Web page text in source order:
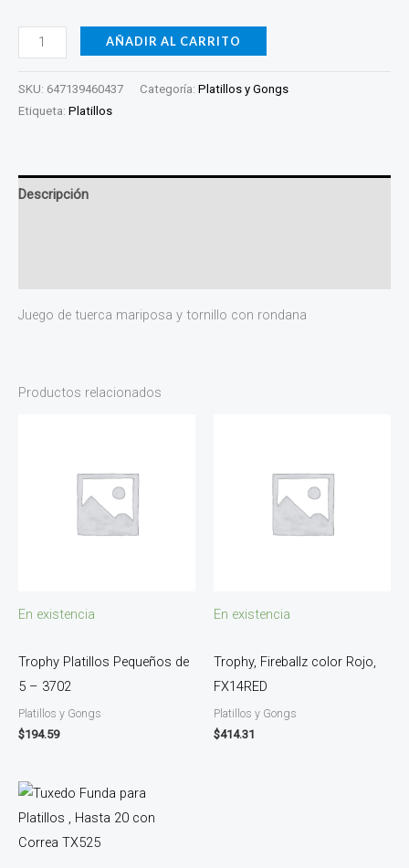
AÑADIR AL CARRITO
SKU: 647139460437 Categoría: Platillos y Gongs
Etiqueta: Platillos
Descripción
Juego de tuerca mariposa y tornillo con rondana
Productos relacionados
En existencia
Trophy Platillos Pequeños de
5 – 3702
Platillos y Gongs
$194.59
En existencia
Trophy, Fireballz color Rojo,
FX14RED
Platillos y Gongs
$414.31